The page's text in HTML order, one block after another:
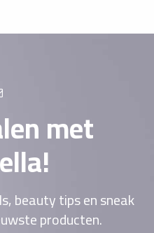
met
beauty tips en sneak
producten.